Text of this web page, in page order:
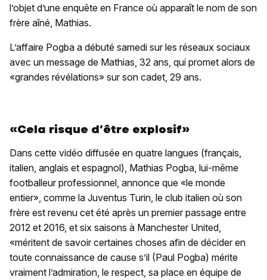
l’objet d’une enquête en France où apparaît le nom de son
frère aîné, Mathias.
L’affaire Pogba a débuté samedi sur les réseaux sociaux
avec un message de Mathias, 32 ans, qui promet alors de
«grandes révélations» sur son cadet, 29 ans.
«Cela risque d’être explosif»
Dans cette vidéo diffusée en quatre langues (français,
italien, anglais et espagnol), Mathias Pogba, lui-même
footballeur professionnel, annonce que «le monde
entier», comme la Juventus Turin, le club italien où son
frère est revenu cet été après un premier passage entre
2012 et 2016, et six saisons à Manchester United,
«méritent de savoir certaines choses afin de décider en
toute connaissance de cause s’il (Paul Pogba) mérite
vraiment l’admiration, le respect, sa place en équipe de